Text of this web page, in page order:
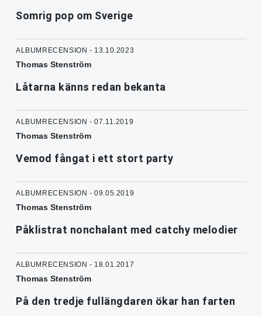
Somrig pop om Sverige
ALBUMRECENSION - 13.10.2023
Thomas Stenström
Låtarna känns redan bekanta
ALBUMRECENSION - 07.11.2019
Thomas Stenström
Vemod fångat i ett stort party
ALBUMRECENSION - 09.05.2019
Thomas Stenström
Påklistrat nonchalant med catchy melodier
ALBUMRECENSION - 18.01.2017
Thomas Stenström
På den tredje fullängdaren ökar han farten